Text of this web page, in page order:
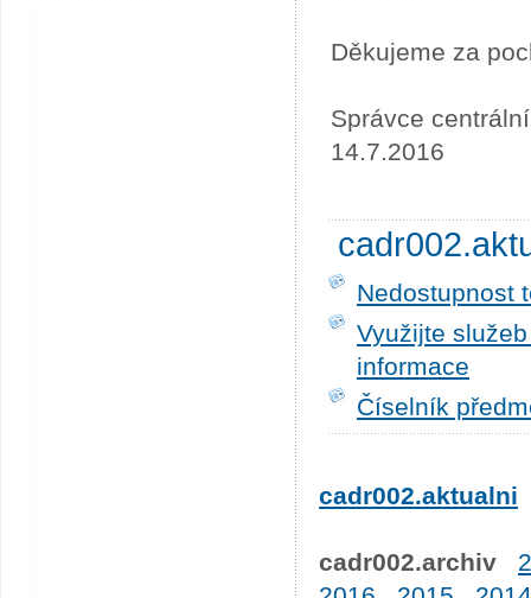
Děkujeme za
Správce
14.7.2016
Nedostupnost
Využijte
informace
Číselník
cadr002.aktualni
cadr002.archiv